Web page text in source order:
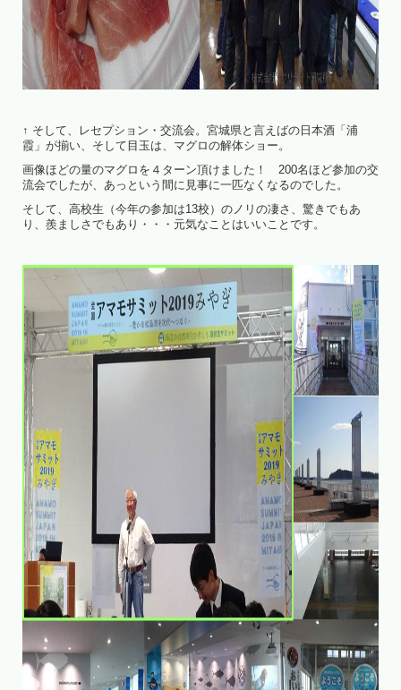
↑ そして、レセプション・交流会。宮城県と言えばの日本酒「浦
霞」が揃い、そして目玉は、マグロの解体ショー。
画像ほどの量のマグロを４ターン頂けました！ 200名ほど参加の交
流会でしたが、あっという間に見事に一匹なくなるのでした。
そして、高校生（今年の参加は13校）のノリの凄さ、驚きでもあ
り、羨ましさでもあり・・・元気なことはいいことです。